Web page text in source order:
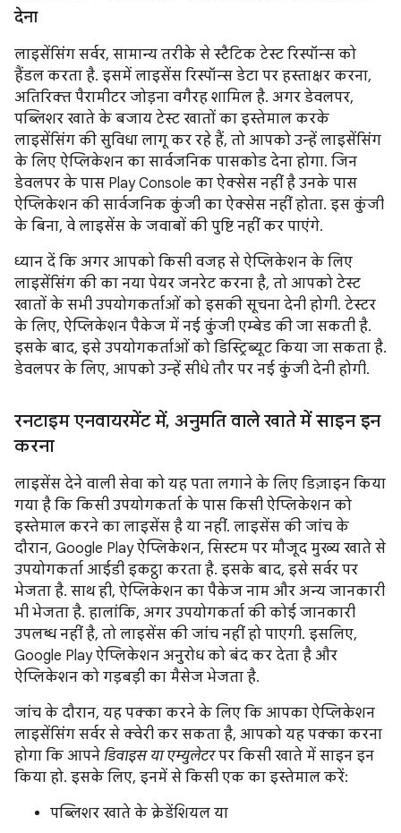
देना
लाइसेंसिंग सर्वर, सामान्य तरीके से स्टैटिक टेस्ट रिस्पॉन्स को
हैंडल करता है. इसमें लाइसेंस रिस्पॉन्स डेटा पर हस्ताक्षर करना,
अतिरिक्त पैरामीटर जोड़ना वगैरह शामिल है. अगर डेवलपर,
पब्लिशर खाते के बजाय टेस्ट खातों का इस्तेमाल करके
लाइसेंसिंग की सुविधा लागू कर रहे हैं, तो आपको उन्हें लाइसेंसिंग
के लिए ऐप्लिकेशन का सार्वजनिक पासकोड देना होगा. जिन
डेवलपर के पास Play Console का ऐक्सेस नहीं है उनके पास
ऐप्लिकेशन की सार्वजनिक कुंजी का ऐक्सेस नहीं होता. इस कुंजी
के बिना, वे लाइसेंस के जवाबों की पुष्टि नहीं कर पाएंगे.
ध्यान दें कि अगर आपको किसी वजह से ऐप्लिकेशन के लिए
लाइसेंसिंग की का नया पेयर जनरेट करना है, तो आपको टेस्ट
खातों के सभी उपयोगकर्ताओं को इसकी सूचना देनी होगी. टेस्टर
के लिए, ऐप्लिकेशन पैकेज में नई कुंजी एम्बेड की जा सकती है.
इसके बाद, इसे उपयोगकर्ताओं को डिस्ट्रिब्यूट किया जा सकता है.
डेवलपर के लिए, आपको उन्हें सीधे तौर पर नई कुंजी देनी होगी.
रनटाइम एनवायरमेंट में, अनुमति वाले खाते में साइन इन
करना
लाइसेंस देने वाली सेवा को यह पता लगाने के लिए डिज़ाइन किया
गया है कि किसी उपयोगकर्ता के पास किसी ऐप्लिकेशन को
इस्तेमाल करने का लाइसेंस है या नहीं. लाइसेंस की जांच के
दौरान, Google Play ऐप्लिकेशन, सिस्टम पर मौजूद मुख्य खाते से
उपयोगकर्ता आईडी इकट्ठा करता है. इसके बाद, इसे सर्वर पर
भेजता है. साथ ही, ऐप्लिकेशन का पैकेज नाम और अन्य जानकारी
भी भेजता है. हालांकि, अगर उपयोगकर्ता की कोई जानकारी
उपलब्ध नहीं है, तो लाइसेंस की जांच नहीं हो पाएगी. इसलिए,
Google Play ऐप्लिकेशन अनुरोध को बंद कर देता है और
ऐप्लिकेशन को गड़बड़ी का मैसेज भेजता है.
जांच के दौरान, यह पक्का करने के लिए कि आपका ऐप्लिकेशन
लाइसेंसिंग सर्वर से क्वेरी कर सकता है, आपको यह पक्का करना
होगा कि आपने डिवाइस या एम्युलेटरपर किसी खाते में साइन इन
किया हो. इसके लिए, इनमें से किसी एक का इस्तेमाल करें:
पब्लिशर खाते के क्रेडेंशियल या